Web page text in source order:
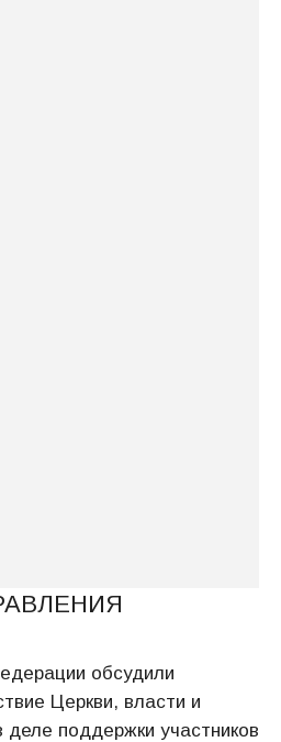
обсудили
Церкви, власти и
поддержки участников